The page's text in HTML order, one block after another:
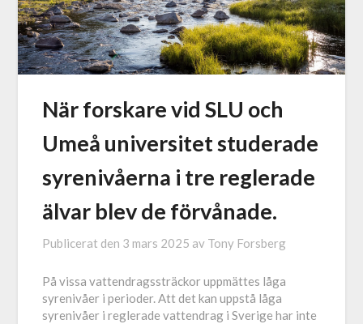
När forskare vid SLU och
Umeå universitet studerade
syrenivåerna i tre reglerade
älvar blev de förvånade.
Publicerat den 3 mars 2025 av Tony Forsberg
På vissa vattendragssträckor uppmättes låga
syrenivåer i perioder. Att det kan uppstå låga
syrenivåer i reglerade vattendrag i Sverige har inte